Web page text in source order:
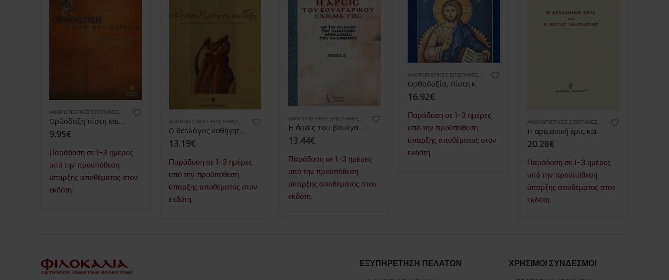
ΑΝΘΡΩΠΙΣΤΙΚΈΣ ΕΠΙΣΤΉΜΕΣ, ΒΙΒΛΙΑ,
Ορθόδοξη πίστη και λατρεία
9.95€
Παράδοση σε 1-3 ημέρες
υπό την προϋπόθεση
ύπαρξης αποθέματος στον
εκδότη.
ΑΝΘΡΩΠΙΣΤΙΚΈΣ ΕΠΙΣΤΉΜΕΣ ΒΙΒΛΙΑ, ΕΚΠΑΙΔΕΥΤΙΚΆ
Ο θεολόγος καθηγητής στην τάξη
13.19€
Παράδοση σε 1-3 ημέρες
υπό την προϋπόθεση
ύπαρξης αποθέματος στον
εκδότη.
ΑΝΘΡΩΠΙΣΤΙΚΈΣ ΕΠΙΣΤΉΜΕΣ ΒΙΒΛΙΑ
Η άρσις του βουλγαρικού σχίσματος
13.44€
Παράδοση σε 1-3 ημέρες
υπό την προϋπόθεση
ύπαρξης αποθέματος στον
εκδότη.
ΑΝΘΡΩΠΙΣΤΙΚΈΣ ΕΠΙΣΤΉΜΕΣ ΒΙΒΛΙΑ
Ορθοδοξία, πίστη και ζωή
16.92€
Παράδοση σε 1-3 ημέρες
υπό την προϋπόθεση
ύπαρξης αποθέματος στον
εκδότη.
ΑΝΘΡΩΠΙΣΤΙΚΈΣ ΕΠΙΣΤΉΜΕΣ ΒΙΒΛΙΑ,
Η αρειανική έρις και ο Μέγας Αθανάσιος
20.28€
Παράδοση σε 1-3 ημέρες
υπό την προϋπόθεση
ύπαρξης αποθέματος στον
εκδότη.
ΕΞΥΠΗΡΕΤΗΣΗ ΠΕΛΑΤΩΝ ΧΡΗΣΙΜΟΙ ΣΥΝΔΕΣΜΟΙ